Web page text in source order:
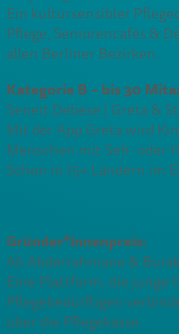
Ein kultursensibler
Pflege, Seniorencafés &
allen Berliner Bezirken.
Kategorie B – bis 30
Seneit Debese | Greta &
Mit der App Greta wird
Menschen mit Seh- oder
Schon in 15+ Ländern im
Gründer*innenpreis:
Ali Abderrahmane &
Eine Plattform, die junge
Pflegebedürftigen
über die Pflegekasse.